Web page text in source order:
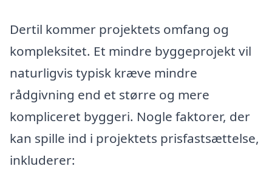
Dertil kommer projektets omfang og
kompleksitet. Et mindre byggeprojekt vil
naturligvis typisk kræve mindre
rådgivning end et større og mere
kompliceret byggeri. Nogle faktorer, der
kan spille ind i projektets prisfastsættelse,
inkluderer: